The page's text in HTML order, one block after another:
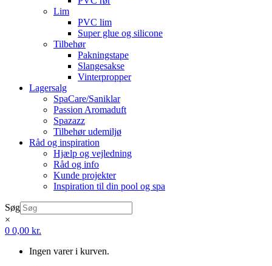
Lim
PVC lim
Super glue og silicone
Tilbehør
Pakningstape
Slangesakse
Vinterpropper
Lagersalg
SpaCare/Saniklar
Passion Aromaduft
Spazazz
Tilbehør udemiljø
Råd og inspiration
Hjælp og vejledning
Råd og info
Kunde projekter
Inspiration til din pool og spa
Søg
×
0 0,00 kr.
Ingen varer i kurven.